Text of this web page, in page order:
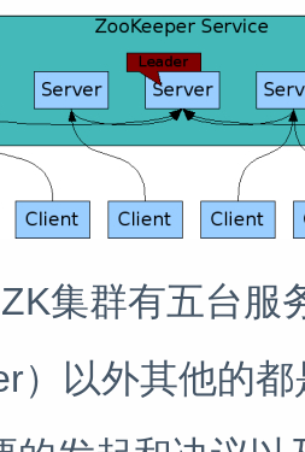
集群有五台服
）以外其他的